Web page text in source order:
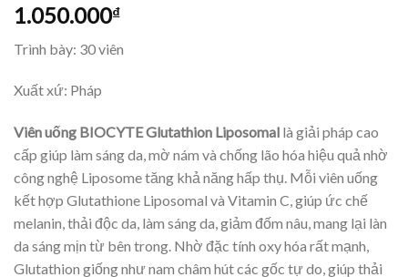
1.050.000₫
Trình bày: 30 viên
Xuất xứ: Pháp
Viên uống BIOCYTE Glutathion Liposomal là giải pháp cao
cấp giúp làm sáng da, mờ nám và chống lão hóa hiệu quả nhờ
công nghệ Liposome tăng khả năng hấp thụ. Mỗi viên uống
kết hợp Glutathione Liposomal và Vitamin C, giúp ức chế
melanin, thải độc da, làm sáng da, giảm đốm nâu, mang lại làn
da sáng mịn từ bên trong. Nhờ đặc tính oxy hóa rất mạnh,
Glutathion giống như nam châm hút các gốc tự do, giúp thải